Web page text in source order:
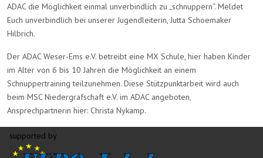
ADAC die Möglichkeit einmal unverbindlich zu „schnuppern“. Meldet
Euch unverbindlich bei unserer Jugendleiterin, Jutta Schoemaker
Hilbrich.
Der ADAC Weser-Ems e.V. betreibt eine MX Schule, hier haben Kinder
im Alter von 6 bis 10 Jahren die Möglichkeit an einem
Schnuppertraining teilzunehmen. Diese Stützpunktarbeit wird auch
beim MSC Niedergrafschaft e.V. im ADAC angeboten,
Ansprechpartnerin hier: Christa Nykamp.
supported by